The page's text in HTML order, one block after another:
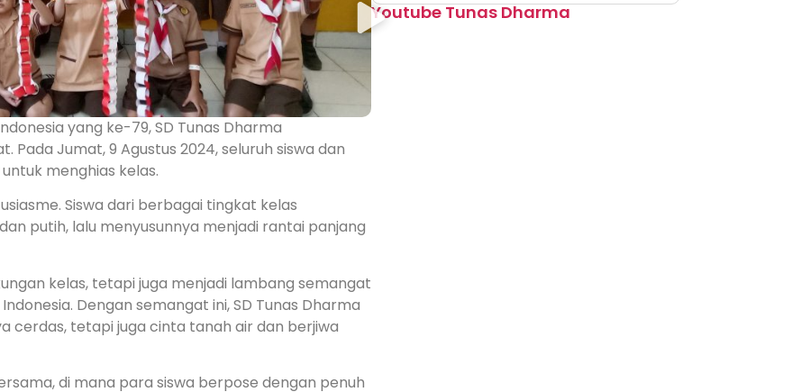
yang ke-79, SD Tunas Dharma
Jumat, 9 Agustus 2024, seluruh siswa dan
menghias kelas.
Siswa dari berbagai tingkat kelas
putih, lalu menyusunnya menjadi rantai panjang
kelas, tetapi juga menjadi lambang semangat
Dengan semangat ini, SD Tunas Dharma
cerdas, tetapi juga cinta tanah air dan berjiwa
di mana para siswa berpose dengan penuh
Youtube Tunas Dharma